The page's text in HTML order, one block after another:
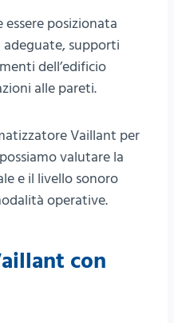
essere posizionata
supporti
dell’edificio
alle pareti.
Vaillant per
possiamo valutare la
e il livello sonoro
operative.
con